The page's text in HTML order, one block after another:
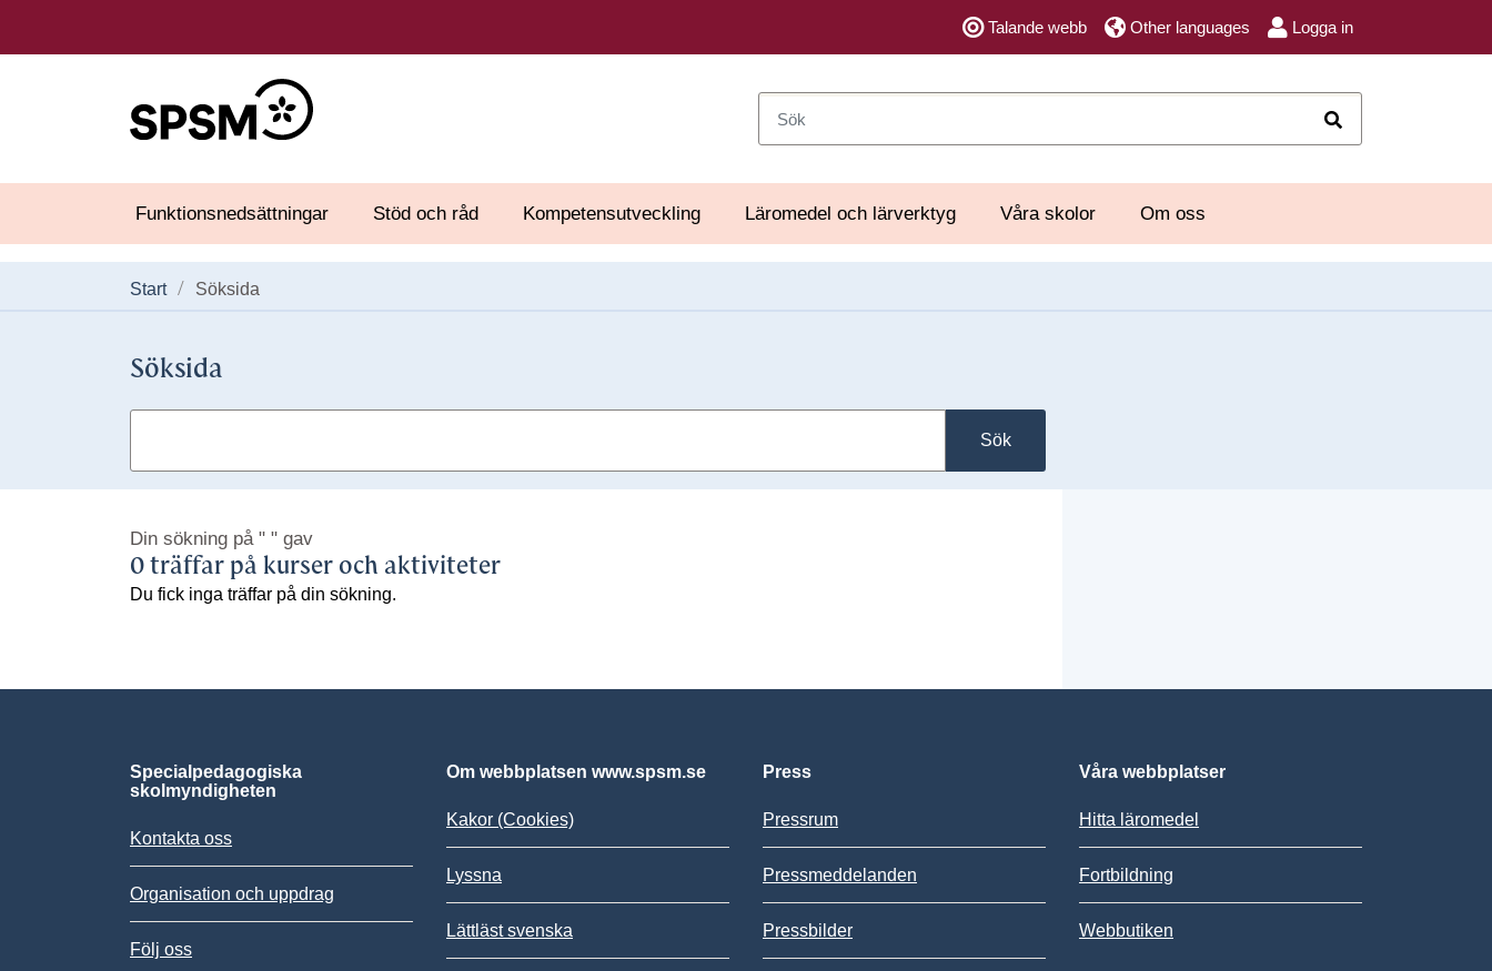
Talande webb Other languages Logga in
Funktionsnedsättningar Stöd och råd Kompetensutveckling Läromedel och lärverktyg Våra skolor Om oss
Start Söksida
Söksida
Sök
Din sökning på " " gav
0 träffar på kurser och aktiviteter
Du fick inga träffar på din sökning.
Specialpedagogiska
skolmyndigheten
Kontakta oss
Organisation och uppdrag
Följ oss
Om webbplatsen www.spsm.se
Kakor (Cookies)
Lyssna
Lättläst svenska
Press
Pressrum
Pressmeddelanden
Pressbilder
Våra webbplatser
Hitta läromedel
Fortbildning
Webbutiken